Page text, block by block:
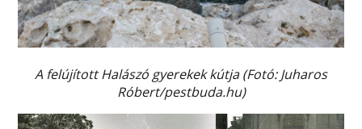
A felújított Halászó gyerekek kútja (Fotó: Juharos
Róbert/pestbuda.hu)